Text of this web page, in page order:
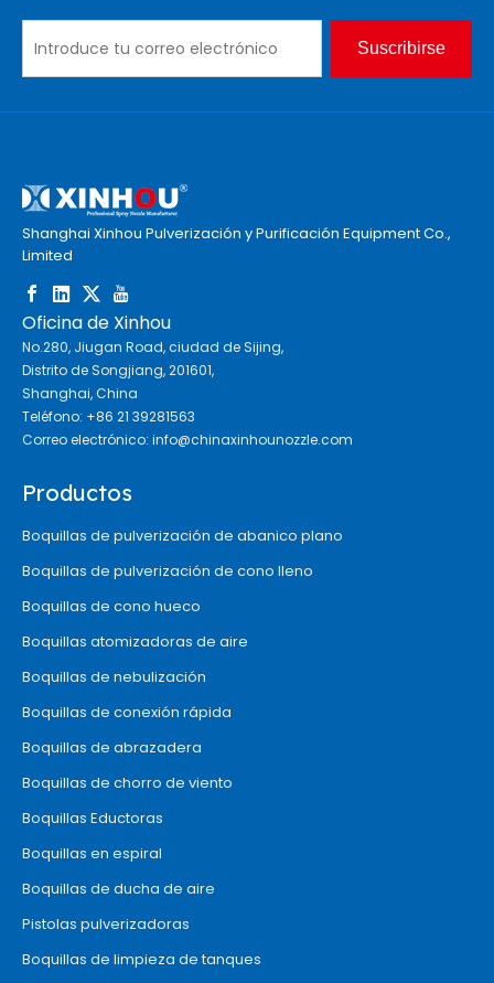
Suscribirse
Shanghai Xinhou Pulverización y Purificación Equipment Co.,
Limited
Oficina de Xinhou
No.280, Jiugan Road, ciudad de Sijing,
Distrito de Songjiang, 201601,
Shanghai, China
Teléfono: +86 21 39281563
Correo electrónico: info@chinaxinhounozzle.com
Productos
Boquillas de pulverización de abanico plano
Boquillas de pulverización de cono lleno
Boquillas de cono hueco
Boquillas atomizadoras de aire
Boquillas de nebulización
Boquillas de conexión rápida
Boquillas de abrazadera
Boquillas de chorro de viento
Boquillas Eductoras
Boquillas en espiral
Boquillas de ducha de aire
Pistolas pulverizadoras
Boquillas de limpieza de tanques